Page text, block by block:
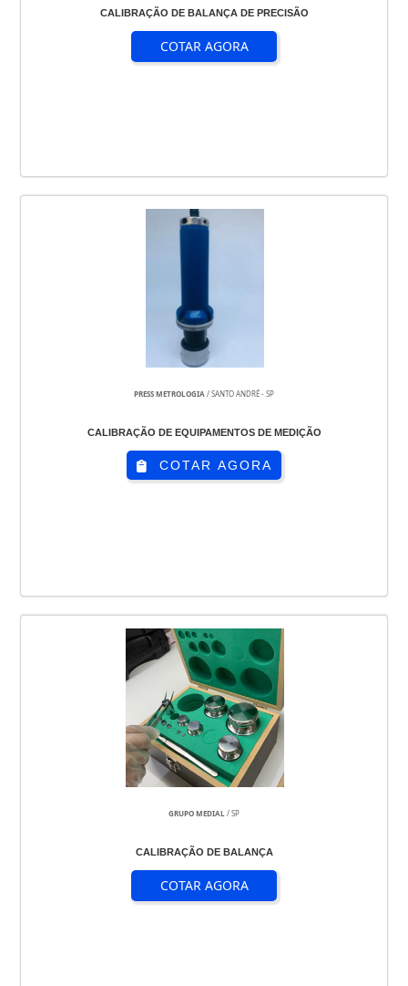
CALIBRAÇÃO DE BALANÇA DE PRECISÃO
COTAR AGORA
PRESS METROLOGIA/ SANTO ANDRÉ - SP
CALIBRAÇÃO DE EQUIPAMENTOS DE MEDIÇÃO
COTAR AGORA
GRUPO MEDIAL/ SP
CALIBRAÇÃO DE BALANÇA
COTAR AGORA